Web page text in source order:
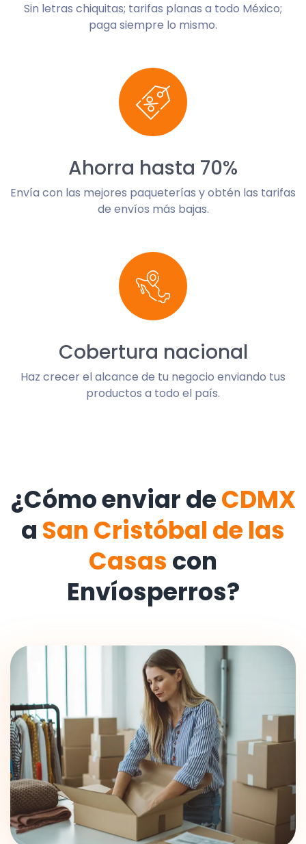
Sin letras chiquitas; tarifas planas a todo México;
paga siempre lo mismo.
Ahorra hasta 70%
Envía con las mejores paqueterías y obtén las tarifas
de envíos más bajas.
Cobertura nacional
Haz crecer el alcance de tu negocio enviando tus
productos a todo el país.
¿Cómo enviar deCDMX
a San Cristóbal de las
Casas con
Envíosperros?